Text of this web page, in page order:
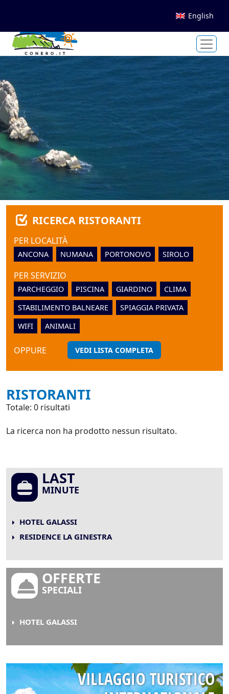
English
RICERCA RISTORANTI
PER LOCALITÀ
ANCONA NUMANA PORTONOVO SIROLO
PER SERVIZIO
PARCHEGGIO PISCINA GIARDINO
CLIMA
STABILIMENTO BALNEARE
SPIAGGIA PRIVATA
WIFI
ANIMALI
OPPURE VEDI LISTA COMPLETA
RISTORANTI
Totale: 0 risultati
La ricerca non ha prodotto nessun risultato.
LAST
MINUTE
HOTEL GALASSI
RESIDENCE LA GINESTRA
OFFERTE
SPECIALI
HOTEL GALASSI